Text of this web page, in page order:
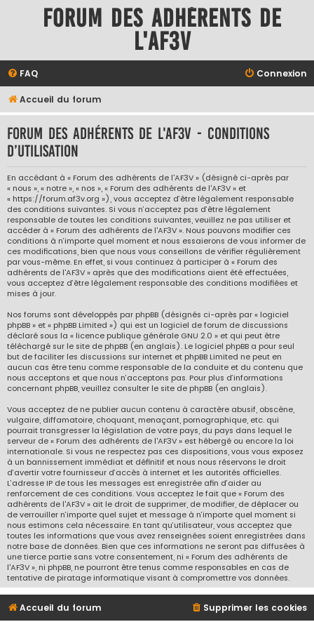
Forum des adhérents de
l'AF3V
FAQ Connexion
Accueil du forum
Forum des adhérents de l'AF3V - Conditions
d’utilisation
En accédant à « Forum des adhérents de l'AF3V » (désigné ci-après par
« nous », « notre », « nos », « Forum des adhérents de l'AF3V » et
« https://forum.af3v.org »), vous acceptez d’être légalement responsable
des conditions suivantes. Si vous n’acceptez pas d’être légalement
responsable de toutes les conditions suivantes, veuillez ne pas utiliser et
accéder à « Forum des adhérents de l'AF3V ». Nous pouvons modifier ces
conditions à n’importe quel moment et nous essaierons de vous informer de
ces modifications, bien que nous vous conseillons de vérifier régulièrement
par vous-même. En effet, si vous continuez à participer à « Forum des
adhérents de l'AF3V » après que des modifications aient été effectuées,
vous acceptez d’être légalement responsable des conditions modifiées et
mises à jour.
Nos forums sont développés par phpBB (désignés ci-après par « logiciel
phpBB » et « phpBB Limited ») qui est un logiciel de forum de discussions
déclaré sous la « licence publique générale GNU 2.0 » et qui peut être
téléchargé sur le site de phpBB (en anglais). Le logiciel phpBB a pour seul
but de faciliter les discussions sur internet et phpBB Limited ne peut en
aucun cas être tenu comme responsable de la conduite et du contenu que
nous acceptons et que nous n’acceptons pas. Pour plus d’informations
concernant phpBB, veuillez consulter le site de phpBB (en anglais).
Vous acceptez de ne publier aucun contenu à caractère abusif, obscène,
vulgaire, diffamatoire, choquant, menaçant, pornographique, etc. qui
pourrait transgresser la législation de votre pays, du pays dans lequel le
serveur de « Forum des adhérents de l'AF3V » est hébergé ou encore la loi
internationale. Si vous ne respectez pas ces dispositions, vous vous exposez
à un bannissement immédiat et définitif et nous nous réservons le droit
d’avertir votre fournisseur d’accès à internet et les autorités officielles.
L’adresse IP de tous les messages est enregistrée afin d’aider au
renforcement de ces conditions. Vous acceptez le fait que « Forum des
adhérents de l'AF3V » ait le droit de supprimer, de modifier, de déplacer ou
de verrouiller n’importe quel sujet et message à n’importe quel moment si
nous estimons cela nécessaire. En tant qu’utilisateur, vous acceptez que
toutes les informations que vous avez renseignées soient enregistrées dans
notre base de données. Bien que ces informations ne seront pas diffusées à
une tierce partie sans votre consentement, ni « Forum des adhérents de
l'AF3V », ni phpBB, ne pourront être tenus comme responsables en cas de
tentative de piratage informatique visant à compromettre vos données.
Accueil du forum Supprimer les cookies